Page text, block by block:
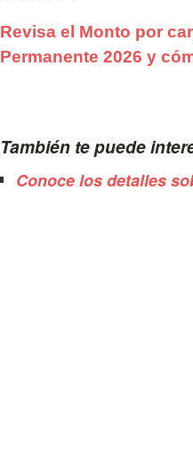
Revisa el Monto por
Permanente 2026 y
También te puede
Conoce los detalles